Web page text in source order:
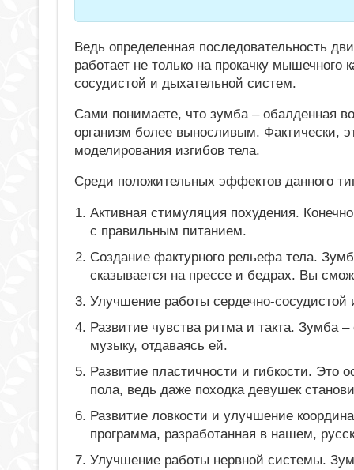
Ведь определенная последовательность
работает не только на прокачку мышечного
сосудистой и дыхательной систем.
Сами понимаете, что зумба – обалденная
организм более выносливым. Фактически,
моделирования изгибов тела.
Среди положительных эффектов данного
Активная стимуляция похудения.
с правильным питанием.
Создание фактурного рельефа тела.
сказывается на прессе и бедрах. Вы
Улучшение работы сердечно-сосудистой
Развитие чувства ритма и такта. Зумба
музыку, отдаваясь ей.
Развитие пластичности и гибкости. Это
пола, ведь даже походка девушек
Развитие ловкости и улучшение
программа, разработанная в нашем,
Улучшение работы нервной системы.